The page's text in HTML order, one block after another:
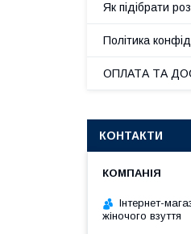
Як підібрати
Політика
ОПЛАТА ТА
КОНТАКТИ
Інтернет-
жіночого взуття